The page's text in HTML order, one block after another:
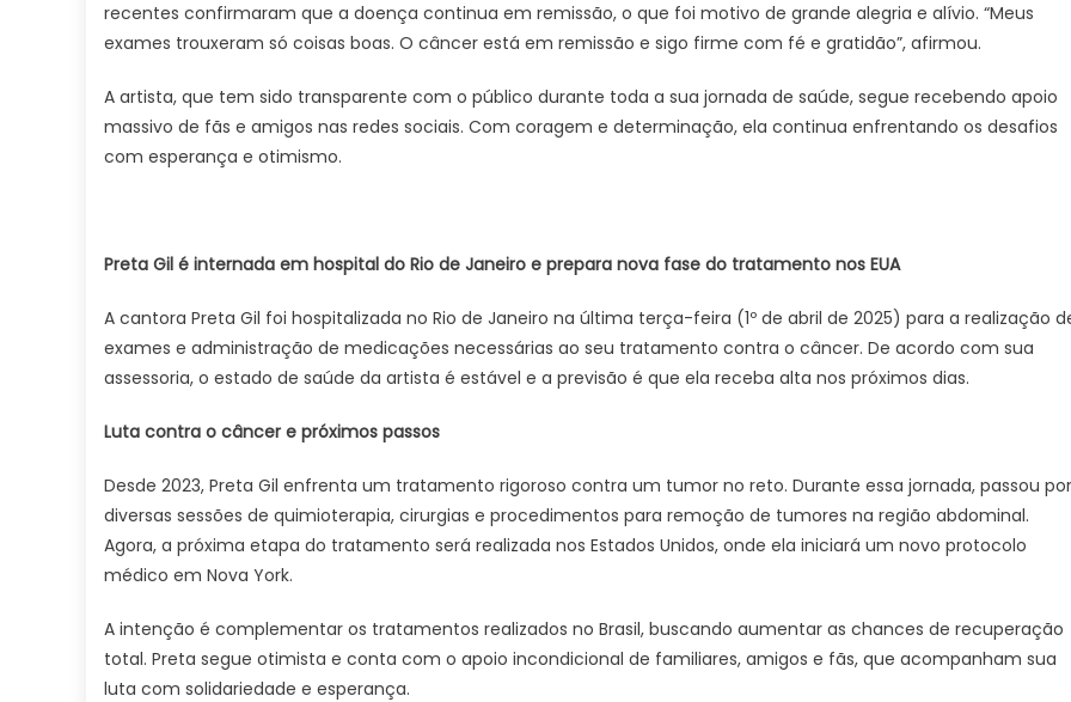
recentes confirmaram que a doença continua em remissão, o que foi motivo de grande alegria e alívio. “Meus
exames trouxeram só coisas boas. O câncer está em remissão e sigo firme com fé e gratidão”, afirmou.
A artista, que tem sido transparente com o público durante toda a sua jornada de saúde, segue recebendo apoio
massivo de fãs e amigos nas redes sociais. Com coragem e determinação, ela continua enfrentando os desafios
com esperança e otimismo.
Preta Gil é internada em hospital do Rio de Janeiro e prepara nova fase do tratamento nos EUA
A cantora Preta Gil foi hospitalizada no Rio de Janeiro na última terça-feira (1º de abril de 2025) para a realização
exames e administração de medicações necessárias ao seu tratamento contra o câncer. De acordo com sua
assessoria, o estado de saúde da artista é estável e a previsão é que ela receba alta nos próximos dias.
Luta contra o câncer e próximos passos
Desde 2023, Preta Gil enfrenta um tratamento rigoroso contra um tumor no reto. Durante essa jornada, passou por
diversas sessões de quimioterapia, cirurgias e procedimentos para remoção de tumores na região abdominal.
Agora, a próxima etapa do tratamento será realizada nos Estados Unidos, onde ela iniciará um novo protocolo
médico em Nova York.
A intenção é complementar os tratamentos realizados no Brasil, buscando aumentar as chances de recuperação
total. Preta segue otimista e conta com o apoio incondicional de familiares, amigos e fãs, que acompanham sua
luta com solidariedade e esperança.